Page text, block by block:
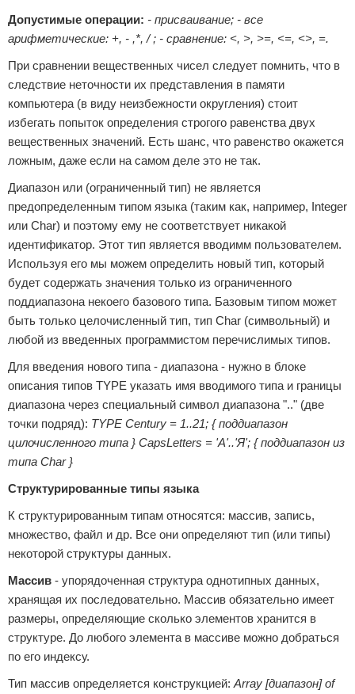
Допустимые операции: - присваивание; - все
арифметические: +, - ,*, / ; - сравнение: <, >, >=, <=, <>, =.
При сравнении вещественных чисел следует помнить, что в
следствие неточности их представления в памяти
компьютера (в виду неизбежности округления) стоит
избегать попыток определения строгого равенства двух
вещественных значений. Есть шанс, что равенство окажется
ложным, даже если на самом деле это не так.
Диапазон или (ограниченный тип) не является
предопределенным типом языка (таким как, например, Integer
или Char) и поэтому ему не соответствует никакой
идентификатор. Этот тип является вводимм пользователем.
Используя его мы можем определить новый тип, который
будет содержать значения только из ограниченного
поддиапазона некоего базового типа. Базовым типом может
быть только целочисленный тип, тип Char (символьный) и
любой из введенных программистом перечислимых типов.
Для введения нового типа - диапазона - нужно в блоке
описания типов TYPE указать имя вводимого типа и границы
диапазона через специальный символ диапазона ".." (две
точки подряд): TYPE Century = 1..21; { поддиапазон
цилочисленного типа } CapsLetters = 'А'..'Я'; { поддиапазон из
типа Char }
Структурированные типы языка
К структурированным типам относятся: массив, запись,
множество, файл и др. Все они определяют тип (или типы)
некоторой структуры данных.
Массив - упорядоченная структура однотипных данных,
хранящая их последовательно. Массив обязательно имеет
размеры, определяющие сколько элементов хранится в
структуре. До любого элемента в массиве можно добраться
по его индексу.
Тип массив определяется конструкцией: Array [диапазон] of